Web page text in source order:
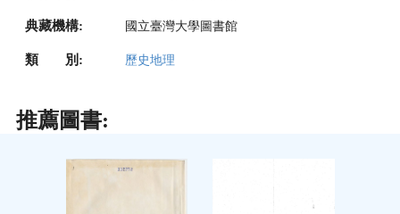
典藏機構: 國立臺灣大學圖書館
類 別: 歷史地理
推薦圖書: